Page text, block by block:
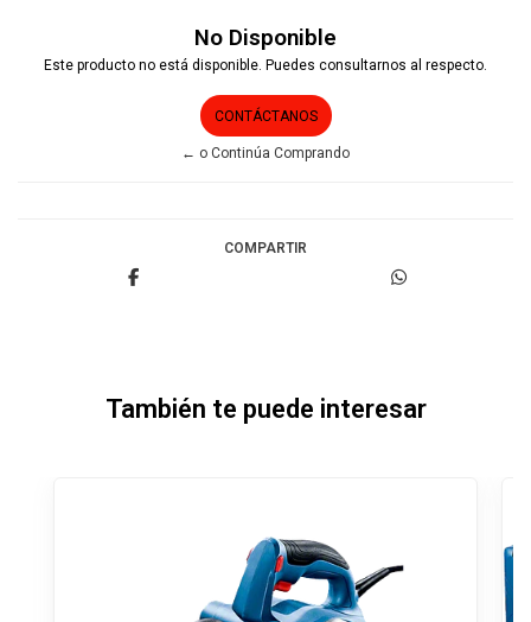
No Disponible
Este producto no está disponible. Puedes consultarnos al respecto.
CONTÁCTANOS
← o Continúa Comprando
COMPARTIR
También te puede interesar